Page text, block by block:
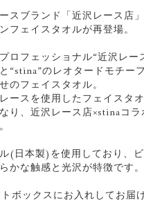
スブランド「近沢レース店」
フェイスタオルが再登場。
ロフェッショナル“近沢レー
“stina”のレオタードモチー
のフェイスタオル。
ースを使用したフェイスタ
り、近沢レース店×stinaコ
(日本製)を使用しており、
かな触感と光沢が特徴です。
ボックスにお入れしてお届